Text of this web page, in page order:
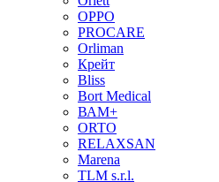
OPPO
PROCARE
Orliman
Крейт
Bliss
Bort Medical
ВАМ+
ORTO
RELAXSAN
Marena
TLM s.r.l.